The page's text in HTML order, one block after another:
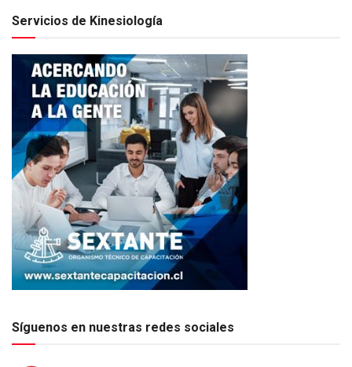
Servicios de Kinesiología
Síguenos en nuestras redes sociales